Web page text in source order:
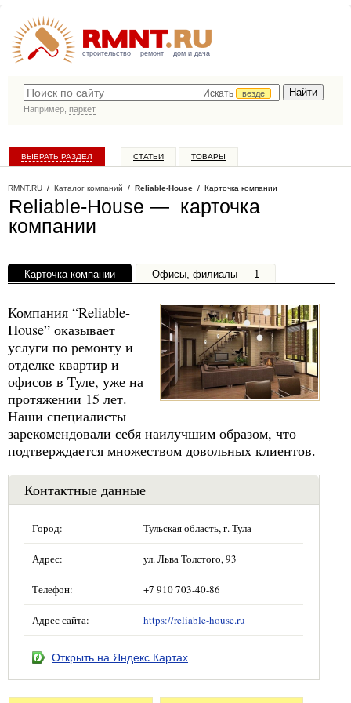
строительство ремонт дом и дача
Искать
везде
Например, паркет
ВЫБРАТЬ РАЗДЕЛ СТАТЬИ ТОВАРЫ
RMNT.RU / Каталог компаний / Reliable-House / Карточка компании
Reliable-House — карточка
компании
Карточка компании Офисы, филиалы — 1
Компания “Reliable-
House” оказывает
услуги по ремонту и
отделке квартир и
офисов в Туле, уже на
протяжении 15 лет.
Наши специалисты
зарекомендовали себя наилучшим образом, что
подтверждается множеством довольных клиентов.
Контактные данные
Город: Тульская область, г. Тула
Адрес: ул. Льва Толстого, 93
Телефон: +7 910 703-40-86
Адрес сайта: https://reliable-house.ru
Открыть на Яндекс.Картах